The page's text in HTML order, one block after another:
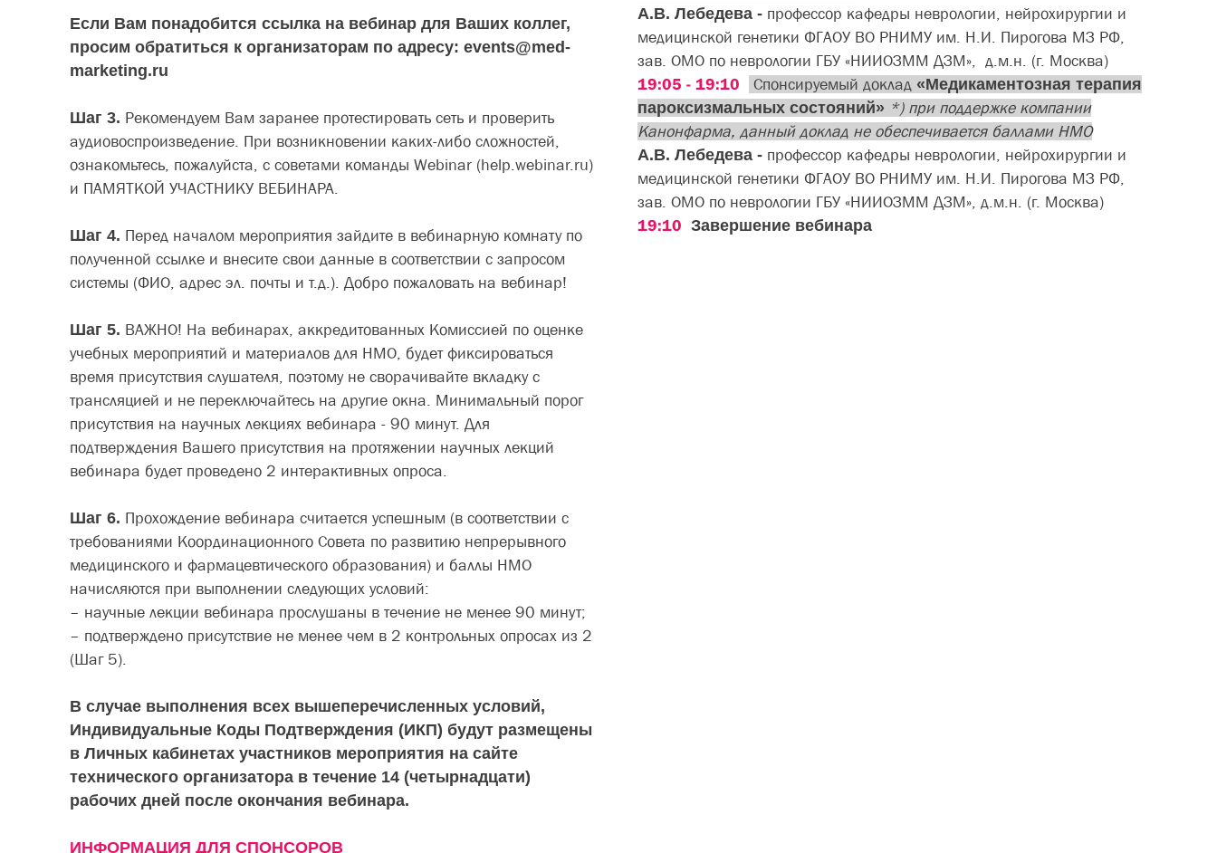
Если Вам понадобится ссылка на вебинар для Ваших коллег,
просим обратиться к организаторам по адресу: events@med-
marketing.ru
Шаг 3. Рекомендуем Вам заранее протестировать сеть и проверить
аудиовоспроизведение. При возникновении каких-либо сложностей,
ознакомьтесь, пожалуйста, с советами команды Webinar (help.webinar.ru)
и ПАМЯТКОЙ УЧАСТНИКУ ВЕБИНАРА.
Шаг 4. Перед началом мероприятия зайдите в вебинарную комнату по
полученной ссылке и внесите свои данные в соответствии с запросом
системы (ФИО, адрес эл. почты и т.д.). Добро пожаловать на вебинар!
Шаг 5. ВАЖНО! На вебинарах, аккредитованных Комиссией по оценке
учебных мероприятий и материалов для НМО, будет фиксироваться
время присутствия слушателя, поэтому не сворачивайте вкладку с
трансляцией и не переключайтесь на другие окна. Минимальный порог
присутствия на научных лекциях вебинара - 90 минут. Для
подтверждения Вашего присутствия на протяжении научных лекций
вебинара будет проведено 2 интерактивных опроса.
Шаг 6. Прохождение вебинара считается успешным (в соответствии с
требованиями Координационного Совета по развитию непрерывного
медицинского и фармацевтического образования) и баллы НМО
начисляются при выполнении следующих условий:
– научные лекции вебинара прослушаны в течение не менее 90 минут;
– подтверждено присутствие не менее чем в 2 контрольных опросах из 2
(Шаг 5).
В случае выполнения всех вышеперечисленных условий,
Индивидуальные Коды Подтверждения (ИКП) будут размещены
в Личных кабинетах участников мероприятия на сайте
технического организатора в течение 14 (четырнадцати)
рабочих дней после окончания вебинара.
ИНФОРМАЦИЯ ДЛЯ СПОНСОРОВ
А.В. Лебедева - профессор кафедры неврологии, нейрохирургии и
медицинской генетики ФГАОУ ВО РНИМУ им. Н.И. Пирогова МЗ РФ,
зав. ОМО по неврологии ГБУ «НИИОЗММ ДЗМ», д.м.н. (г. Москва)
19:05 - 19:10
Спонсируемый доклад «Медикаментозная терапия
пароксизмальных состояний» *) при поддержке компании
Канонфарма, данный доклад не обеспечивается баллами НМО
А.В. Лебедева - профессор кафедры неврологии, нейрохирургии и
медицинской генетики ФГАОУ ВО РНИМУ им. Н.И. Пирогова МЗ РФ,
зав. ОМО по неврологии ГБУ «НИИОЗММ ДЗМ», д.м.н. (г. Москва)
19:10 Завершение вебинара